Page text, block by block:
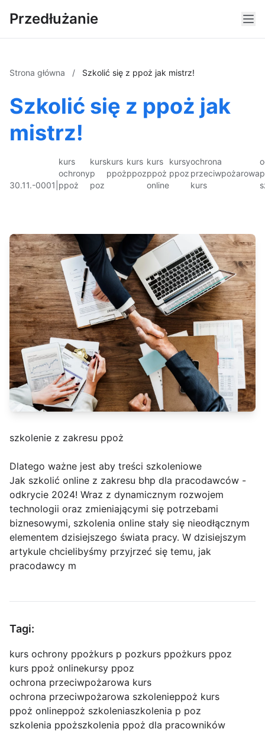
Przedłużanie
Strona główna / Szkolić się z ppoż jak mistrz!
Szkolić się z ppoż jak
mistrz!
30.11.-0001
kurs
ochrony
ppoż
kurs
p
poz
kurs
ppoż
kurs
ppoz
kurs
ppoż
online
kursy
ppoz
ochrona
przeciwpożarowa
kurs
szkolenie z zakresu ppoż
Dlatego ważne jest aby treści szkoleniowe
Jak szkolić online z zakresu bhp dla pracodawców -
odkrycie 2024! Wraz z dynamicznym rozwojem
technologii oraz zmieniającymi się potrzebami
biznesowymi, szkolenia online stały się nieodłącznym
elementem dzisiejszego świata pracy. W dzisiejszym
artykule chcielibyśmy przyjrzeć się temu, jak
pracodawcy m
Tagi:
kurs ochrony ppożkurs p pozkurs ppożkurs ppoz
kurs ppoż onlinekursy ppoz
ochrona przeciwpożarowa kurs
ochrona przeciwpożarowa szkolenieppoż kurs
ppoż onlineppoż szkoleniaszkolenia p poz
szkolenia ppoższkolenia ppoż dla pracowników